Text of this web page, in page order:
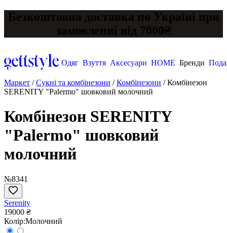
Безкоштовна доставка по Україні при
замовленні від 7000₴
Одяг Взуття Аксесуари HOME Бренди
Маркет /Сукні та комбінезони /Комбінезони /Комбінезон
SERENITY "Palermo" шовковий молочний
Комбінезон SERENITY
"Palermo" шовковий
молочний
№8341
Serenity
19000 ₴
Колір:Молочний